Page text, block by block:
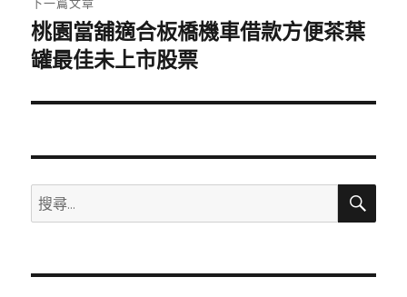
下
一
文
桃園當舖適合板橋機車借款方便茶葉
罐最佳未上市股票
搜
尋
鍵
搜